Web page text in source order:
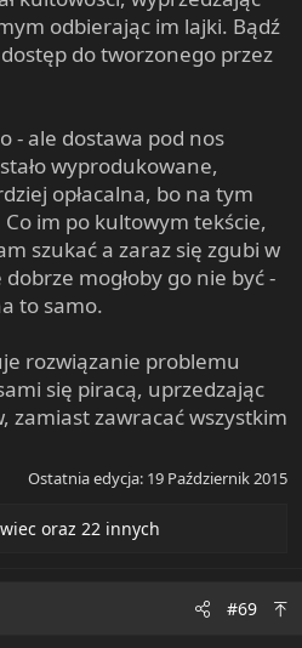
odbierając im lajki. Bądź
do tworzonego przez
- ale dostawa pod nos
wyprodukowane,
opłacalna, bo na tym
im po kultowym tekście,
szukać a zaraz się zgubi w
mogłoby go nie być -
to samo.
rozwiązanie problemu
się piracą, uprzedzając
zamiast zawracać wszystkim
Ostatnia edycja: 19 Październik 2015
oraz 22 innych
#69